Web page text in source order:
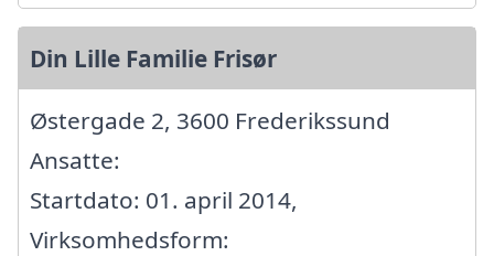
Din Lille Familie Frisør
Østergade 2, 3600 Frederikssund
Ansatte:
Startdato: 01. april 2014,
Virksomhedsform: